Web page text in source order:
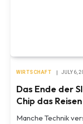
WIRTSCHAFT JULY 6,
Das Ende der
Chip das
Manche Technik